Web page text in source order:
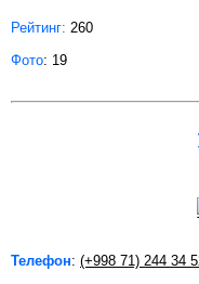
Рейтинг: 260
Фото: 19
Телефон: (+998 71) 244 34